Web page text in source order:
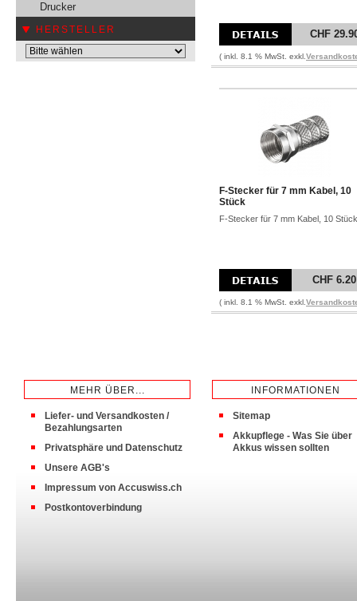
Drucker
HERSTELLER CHF
( inkl. 8.1 % MwSt. exkl.
F-Stecker für 7 mm Kabel, 10
Stück
F-Stecker für 7 mm Kabel, 10 Stück
CHF 6.20
( inkl. 8.1 % MwSt. exkl.
MEHR ÜBER...
Liefer- und Versandkosten /
Bezahlungsarten
Privatsphäre und Datenschutz
Unsere AGB's
Impressum von Accuswiss.ch
Postkontoverbindung
INFORMATIONEN
Sitemap
Akkupflege - Was Sie über
Akkus wissen sollten